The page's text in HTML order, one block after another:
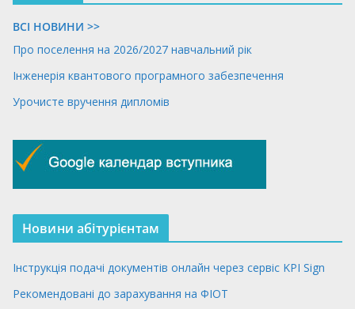
ВСІ НОВИНИ >>
Про поселення на 2026/2027 навчальний рік
Інженерія квантового програмного забезпечення
Урочисте вручення дипломів
Новини абітурієнтам
Інструкція подачі документів онлайн через сервіс KPI Sign
Рекомендовані до зарахування на ФІОТ